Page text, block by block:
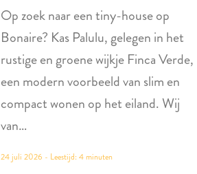
Op zoek naar een tiny-house op
Bonaire? Kas Palulu, gelegen in het
rustige en groene wijkje Finca Verde,
een modern voorbeeld van slim en
compact wonen op het eiland. Wij
van…
24 juli 2026 - Leestijd: 4minuten